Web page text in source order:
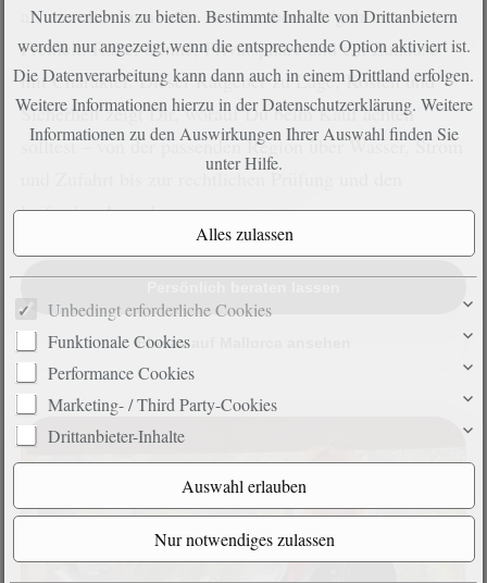
als nur eine Immobilie zu erwerben. Es geht um
Freiheit, Ruhe, Sonne, Privatsphäre und ein Zuhause
mit Charakter. Dieser Ratgeber zu Lage, Kosten und
Sicherheit zeigt Dir, worauf Du beim Kauf achten
solltest – von der passenden Region über Wasser, Strom
und Zufahrt bis zur rechtlichen Prüfung und den
laufenden Ausgaben.
Fincas auf Mallorca ansehen
Nutzererlebnis zu bieten. Bestimmte Inhalte von Drittanbietern
werden nur angezeigt,wenn die entsprechende Option aktiviert ist.
Die Datenverarbeitung kann dann auch in einem Drittland erfolgen.
Weitere Informationen hierzu in der Datenschutzerklärung. Weitere
Informationen zu den Auswirkungen Ihrer Auswahl finden Sie
unterHilfe.
Unbedingt erforderliche Cookies
Funktionale Cookies
Performance Cookies
Marketing- / Third Party-Cookies
Drittanbieter-Inhalte